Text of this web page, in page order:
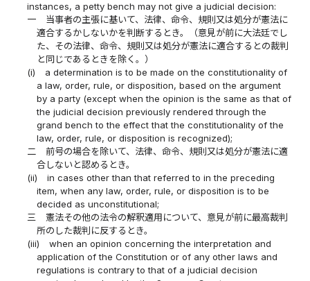
instances, a petty bench may not give a judicial decision:
一
当事者の主張に基いて、法律、命令、規則又は処分が憲法に
適合するかしないかを判断するとき。（意見が前に大法廷でし
た、その法律、命令、規則又は処分が憲法に適合するとの裁判
と同じであるときを除く。）
(i)
a determination is to be made on the constitutionality of
a law, order, rule, or disposition, based on the argument
by a party (except when the opinion is the same as that of
the judicial decision previously rendered through the
grand bench to the effect that the constitutionality of the
law, order, rule, or disposition is recognized);
二
前号の場合を除いて、法律、命令、規則又は処分が憲法に適
合しないと認めるとき。
(ii)
in cases other than that referred to in the preceding
item, when any law, order, rule, or disposition is to be
decided as unconstitutional;
三
憲法その他の法令の解釈適用について、意見が前に最高裁判
所のした裁判に反するとき。
(iii)
when an opinion concerning the interpretation and
application of the Constitution or of any other laws and
regulations is contrary to that of a judicial decision